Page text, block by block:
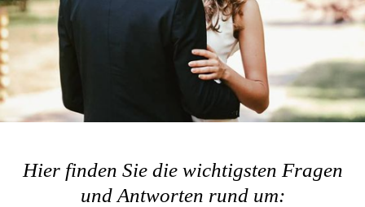
Hier finden Sie die wichtigsten Fragen
und Antworten rund um: